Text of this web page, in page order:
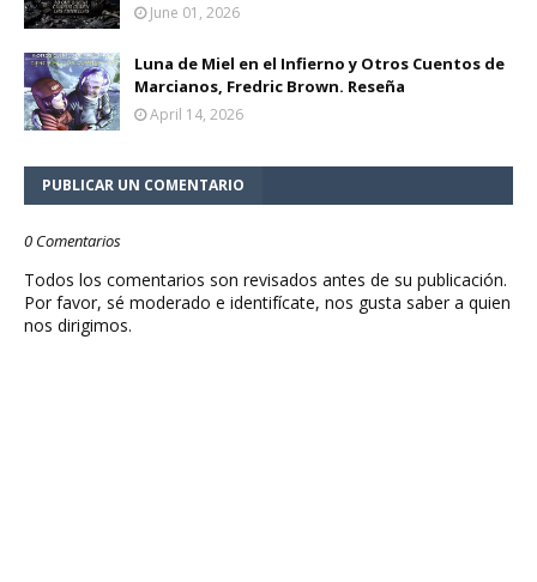
June 01, 2026
Luna de Miel en el Infierno y Otros Cuentos de
Marcianos, Fredric Brown. Reseña
April 14, 2026
PUBLICAR UN COMENTARIO
0 Comentarios
Todos los comentarios son revisados antes de su publicación.
Por favor, sé moderado e identifícate, nos gusta saber a quien
nos dirigimos.